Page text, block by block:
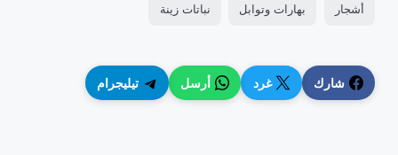
أشجار بهارات وتوابل نباتات زينة
شارك غرد أرسل تيليجرام